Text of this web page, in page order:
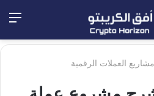
مشاريع العملات الرقمية